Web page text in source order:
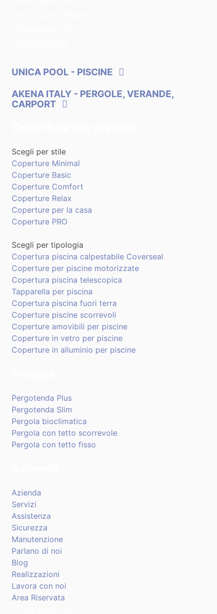
UNICA POOL - PISCINE
AKENA ITALY - PERGOLE, VERANDE,
CARPORT
Scegli per stile
Coperture Minimal
Coperture Basic
Coperture Comfort
Coperture Relax
Coperture per la casa
Coperture PRO
Scegli per tipologia
Copertura piscina calpestabile Coverseal
Coperture per piscine motorizzate
Copertura piscina telescopica
Tapparella per piscina
Copertura piscina fuori terra
Coperture piscine scorrevoli
Coperture amovibili per piscine
Coperture in vetro per piscine
Coperture in alluminio per piscine
Pergotenda Plus
Pergotenda Slim
Pergola bioclimatica
Pergola con tetto scorrevole
Pergola con tetto fisso
Azienda
Servizi
Assistenza
Sicurezza
Manutenzione
Parlano di noi
Blog
Realizzazioni
Lavora con noi
Area Riservata